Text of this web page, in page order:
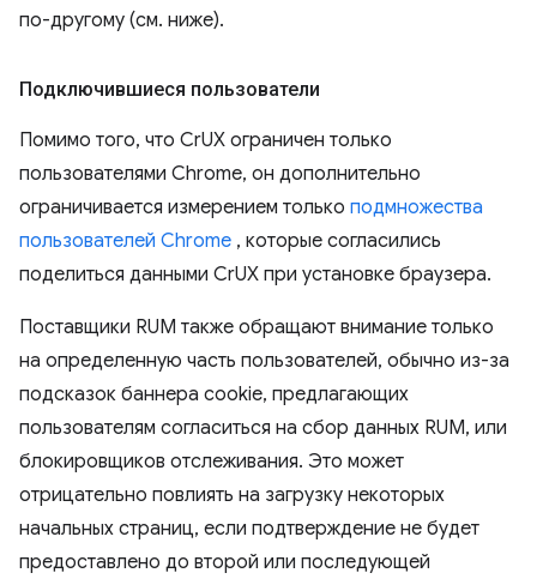
по-другому (см. ниже).
Подключившиеся пользователи
Помимо того, что CrUX ограничен только
пользователями Chrome, он дополнительно
ограничивается измерением только подмножества
пользователей Chrome , которые согласились
поделиться данными CrUX при установке браузера.
Поставщики RUM также обращают внимание только
на определенную часть пользователей, обычно из-за
подсказок баннера cookie, предлагающих
пользователям согласиться на сбор данных RUM, или
блокировщиков отслеживания. Это может
отрицательно повлиять на загрузку некоторых
начальных страниц, если подтверждение не будет
предоставлено до второй или последующей